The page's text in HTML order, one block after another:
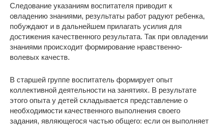
Следование указаниям воспитателя приводит к
овладению знаниями, результаты работ радуют ребенка,
побуждают и в дальнейшем прилагать усилия для
достижения качественного результата. Так при овладении
знаниями происходит формирование нравственно-
волевых качеств.
В старшей группе воспитатель формирует опыт
коллективной деятельности на занятиях. В результате
этого опыта у детей складывается представление о
необходимости качественного выполнения своего
задания, являющегося частью общего: если он выполняет